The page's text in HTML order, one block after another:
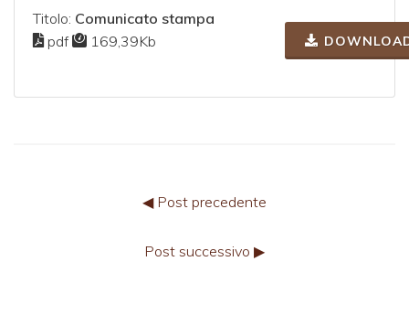
Titolo: Comunicato stampa
pdf
169,39Kb
◀ Post precedente
Post successivo ▶